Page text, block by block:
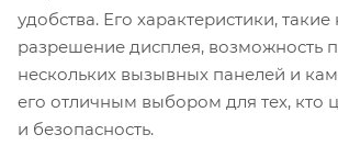
удобства. Его характеристики,
разрешение дисплея, возможность
нескольких вызывных панелей и
его отличным выбором для тех, кто
и безопасность.